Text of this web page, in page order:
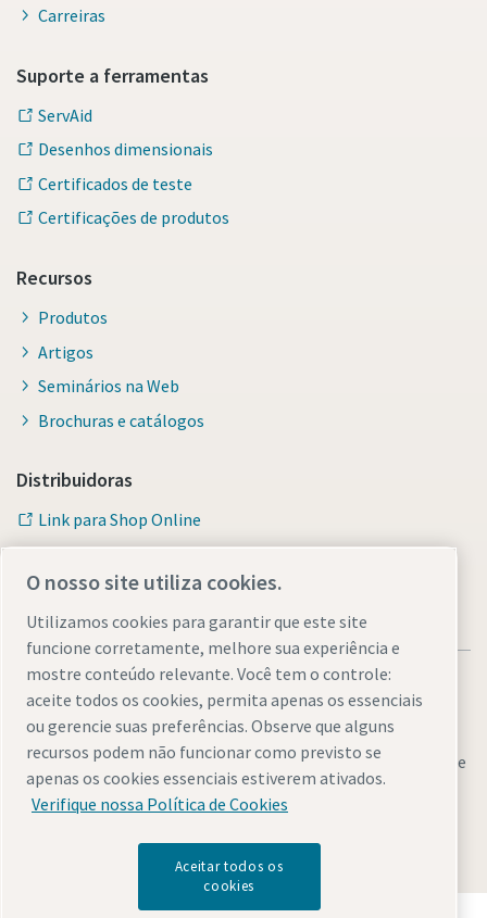
Carreiras
Suporte a ferramentas
ServAid
Desenhos dimensionais
Certificados de teste
Certificações de produtos
Recursos
Produtos
Artigos
Seminários na Web
Brochuras e catálogos
Distribuidoras
Link para Shop Online
Avisos legais e de privacidadeGerenciar cookies Acessibilidade
Mapa do site
© 2026 Atlas Copco AB
O nosso site utiliza cookies.
Utilizamos cookies para garantir que este site
funcione corretamente, melhore sua experiência e
mostre conteúdo relevante. Você tem o controle:
aceite todos os cookies, permita apenas os essenciais
ou gerencie suas preferências. Observe que alguns
recursos podem não funcionar como previsto se
apenas os cookies essenciais estiverem ativados.
Verifique nossa Política de Cookies
Aceitar todos os
cookies